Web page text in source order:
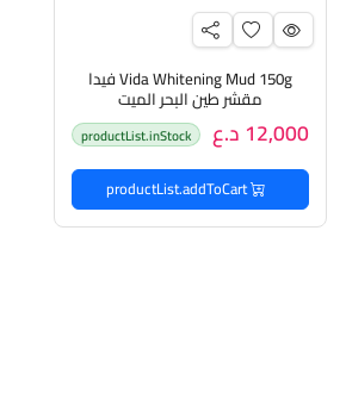
Vida Whitening Mud 150g فيدا
مقشر طين البحر الميت
12,000 د.ع productList.inStock
productList.addToCart